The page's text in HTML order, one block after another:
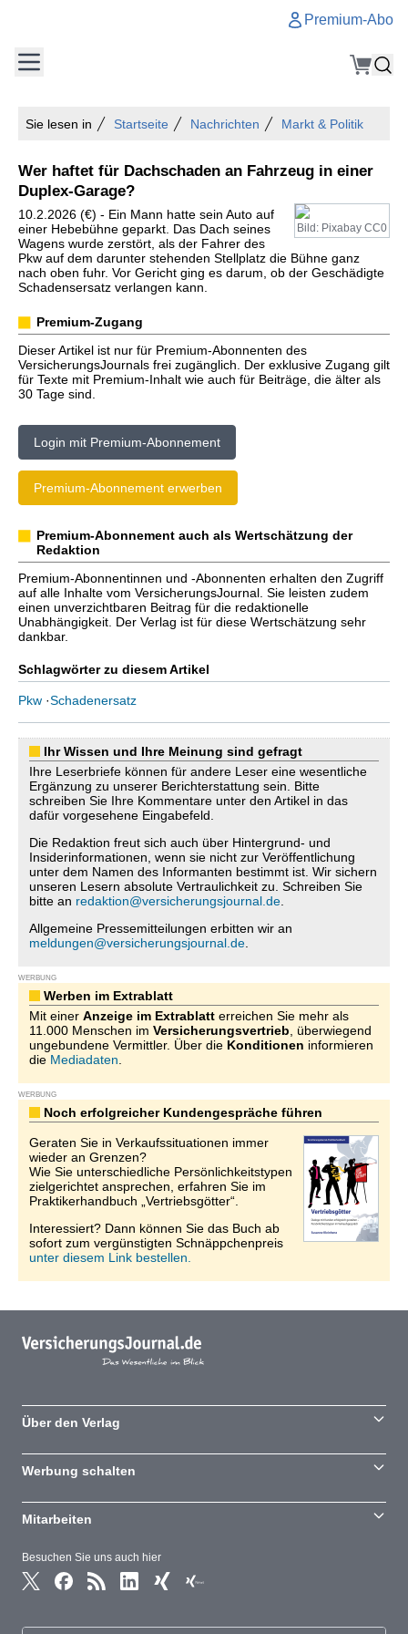
Premium-Abo
Sie lesen in Startseite Nachrichten Markt & Politik
Wer haftet für Dachschaden an Fahrzeug in einer
Duplex-Garage?
Bild: Pixabay CC0
10.2.2026 (€) - Ein Mann hatte sein Auto auf
einer Hebebühne geparkt. Das Dach seines
Wagens wurde zerstört, als der Fahrer des
Pkw auf dem darunter stehenden Stellplatz die Bühne ganz
nach oben fuhr. Vor Gericht ging es darum, ob der Geschädigte
Schadensersatz verlangen kann.
Premium-Zugang
Dieser Artikel ist nur für Premium-Abonnenten des
VersicherungsJournals frei zugänglich. Der exklusive Zugang gilt
für Texte mit Premium-Inhalt wie auch für Beiträge, die älter als
30 Tage sind.
Login mit Premium-Abonnement
Premium-Abonnement erwerben
Premium-Abonnement auch als Wertschätzung der
Redaktion
Premium-Abonnentinnen und -Abonnenten erhalten den Zugriff
auf alle Inhalte vom VersicherungsJournal. Sie leisten zudem
einen unverzichtbaren Beitrag für die redaktionelle
Unabhängigkeit. Der Verlag ist für diese Wertschätzung sehr
dankbar.
Schlagwörter zu diesem Artikel
Pkw ·Schadenersatz
Ihr Wissen und Ihre Meinung sind gefragt
Ihre Leserbriefe können für andere Leser eine wesentliche
Ergänzung zu unserer Berichterstattung sein. Bitte
schreiben Sie Ihre Kommentare unter den Artikel in das
dafür vorgesehene Eingabefeld.
Die Redaktion freut sich auch über Hintergrund- und
Insiderinformationen, wenn sie nicht zur Veröffentlichung
unter dem Namen des Informanten bestimmt ist. Wir sichern
unseren Lesern absolute Vertraulichkeit zu. Schreiben Sie
bitte an redaktion@versicherungsjournal.de
Allgemeine Pressemitteilungen erbitten wir an
meldungen@versicherungsjournal.de
WERBUNG
Werben im Extrablatt
Mit einer Anzeige im Extrablatt erreichen Sie mehr als
11.000 Menschen im Versicherungsvertrieb , überwiegend
ungebundene Vermittler. Über die Konditionen informieren
die Mediadaten
WERBUNG
Noch erfolgreicher Kundengespräche führen
Geraten Sie in Verkaufssituationen immer
wieder an Grenzen?
Wie Sie unterschiedliche Persönlichkeitstypen
zielgerichtet ansprechen, erfahren Sie im
Praktikerhandbuch „Vertriebsgötter“.
Interessiert? Dann können Sie das Buch ab
sofort zum vergünstigten Schnäppchenpreis
unter diesem Link bestellen.
Besuchen Sie uns auch hier
Über den Verlag
Werbung schalten
Mitarbeiten